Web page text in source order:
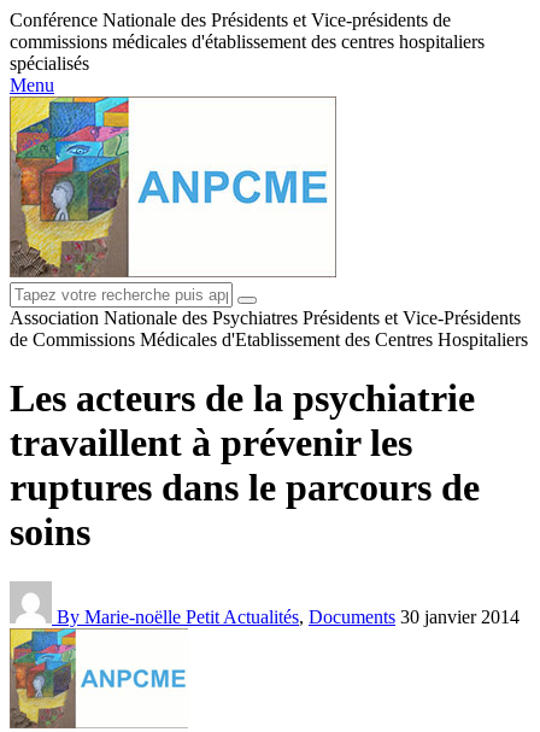
Conférence Nationale des Présidents et Vice-présidents de
commissions médicales d'établissement des centres hospitaliers
spécialisés
Menu
Association Nationale des Psychiatres Présidents et Vice-Présidents
de Commissions Médicales d'Etablissement des Centres Hospitaliers
Les acteurs de la psychiatrie
travaillent à prévenir les
ruptures dans le parcours de
soins
By Marie-noëlle Petit Actualités, Documents 30 janvier 2014